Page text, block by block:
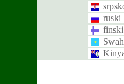
ruski
finski